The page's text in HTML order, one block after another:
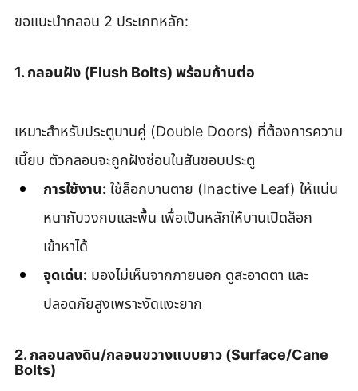
ขอแนะนำกลอน 2 ประเภทหลัก:
1. กลอนฝัง (Flush Bolts) พร้อมก้านต่อ
เหมาะสำหรับประตูบานคู่ (Double Doors) ที่ต้องการความ
เนี๊ยบ ตัวกลอนจะถูกฝังซ่อนในสันขอบประตู
การใช้งาน: ใช้ล็อกบานตาย (Inactive Leaf) ให้แน่น
หนากับวงกบและพื้น เพื่อเป็นหลักให้บานเปิดล็อก
เข้าหาได้
จุดเด่น: มองไม่เห็นจากภายนอก ดูสะอาดตา และ
ปลอดภัยสูงเพราะงัดแงะยาก
2. กลอนลงดิน/กลอนขวางแบบยาว (Surface/Cane
Bolts)